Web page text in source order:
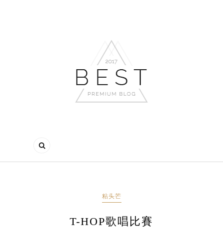
粘头芒
T-HOP歌唱比賽